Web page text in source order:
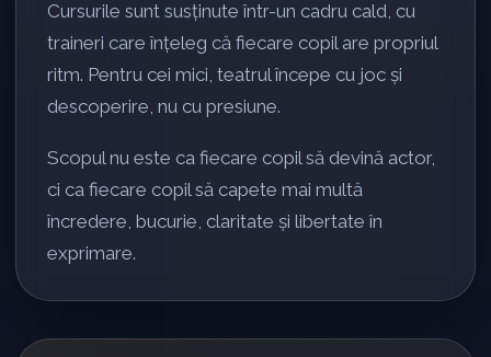
Cursurile sunt susținute într-un cadru cald, cu
traineri care înțeleg că fiecare copil are propriul
ritm. Pentru cei mici, teatrul începe cu joc și
descoperire, nu cu presiune.
Scopul nu este ca fiecare copil să devină actor,
ci ca fiecare copil să capete mai multă
încredere, bucurie, claritate și libertate în
exprimare.